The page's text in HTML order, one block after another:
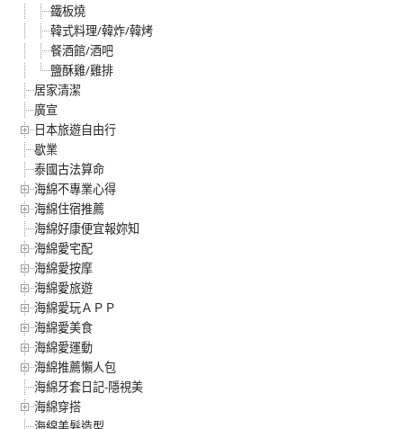
鐵板燒
韓式料理/韓炸/韓烤
餐酒館/酒吧
鹽酥雞/雞排
居家清潔
廣宣
日本旅遊自由行
歇業
泰國古法算命
海綿不專業心得
海綿住宿推薦
海綿好康便宜報妳知
海綿愛宅配
海綿愛按摩
海綿愛旅遊
海綿愛玩ＡＰＰ
海綿愛美食
海綿愛運動
海綿推薦懶人包
海綿牙套日記-隱視美
海綿穿搭